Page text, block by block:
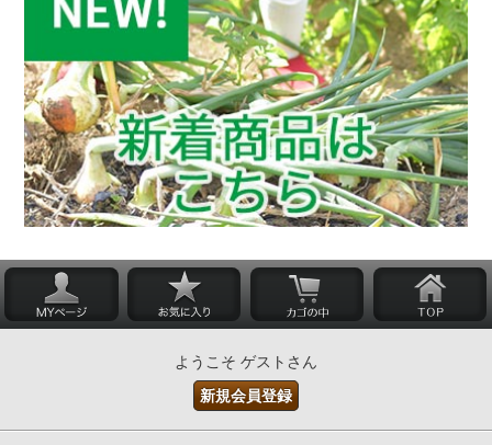
ようこそ ゲストさん
新規会員登録